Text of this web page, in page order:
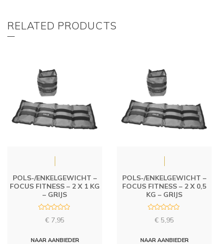
RELATED PRODUCTS
POLS-/ENKELGEWICHT –
FOCUS FITNESS – 2 X 1 KG
– GRIJS
d
€ 7,95
NAAR AANBIEDER
POLS-/ENKELGEWICHT –
FOCUS FITNESS – 2 X 0,5
KG – GRIJS
d
€ 5,95
NAAR AANBIEDER